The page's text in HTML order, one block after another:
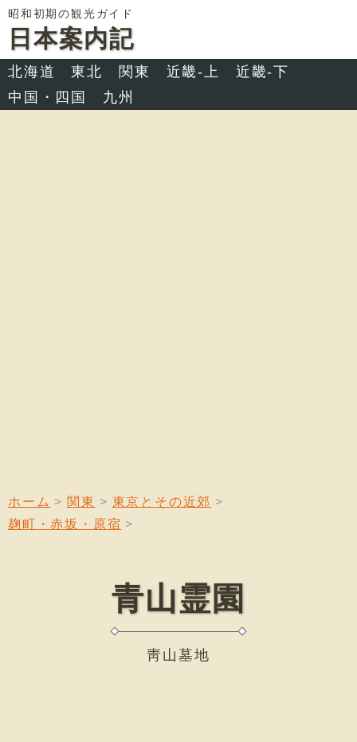
昭和初期の観光ガイド
日本案内記
北海道 東北 関東 近畿-上
近畿-下
中国・四国
九州
ホーム 関東
東京とその近郊
麹町・赤坂・原宿
青山霊園
靑山墓地